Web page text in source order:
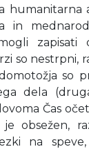
humanitarna
in
so nestrpni,
so
dela
Čas
je obsežen,
na